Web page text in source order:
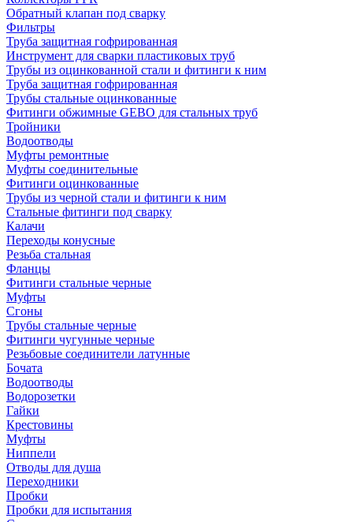
Обратный клапан под сварку
Фильтры
Труба защитная гофрированная
Инструмент для сварки пластиковых труб
Трубы из оцинкованной стали и фитинги к ним
Труба защитная гофрированная
Трубы стальные оцинкованные
Фитинги обжимные GEBO для стальных труб
Тройники
Водоотводы
Муфты ремонтные
Муфты соединительные
Фитинги оцинкованные
Трубы из черной стали и фитинги к ним
Стальные фитинги под сварку
Калачи
Переходы конусные
Резьба стальная
Фланцы
Фитинги стальные черные
Муфты
Сгоны
Трубы стальные черные
Фитинги чугунные черные
Резьбовые соединители латунные
Бочата
Водоотводы
Водорозетки
Гайки
Крестовины
Муфты
Ниппели
Отводы для душа
Переходники
Пробки
Пробки для испытания